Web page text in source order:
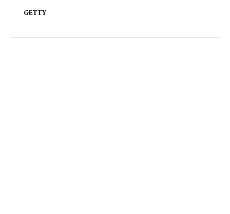
GETTY